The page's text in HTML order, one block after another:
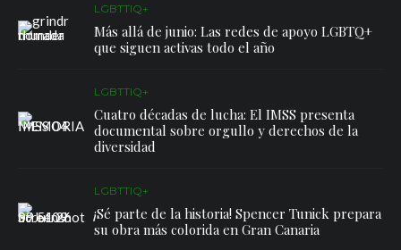
LGBTTIQ+
Más allá de junio: Las redes de apoyo LGBTQ+
que siguen activas todo el año
LGBTTIQ+
Cuatro décadas de lucha: El IMSS presenta
documental sobre orgullo y derechos de la
diversidad
LGBTTIQ+
¡Sé parte de la historia! Spencer Tunick prepara
su obra más colorida en Gran Canaria